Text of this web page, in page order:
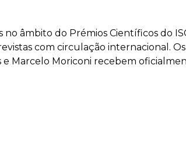
no âmbito do Prémios Científicos do
com circulação internacional.
Marcelo Moriconi recebem